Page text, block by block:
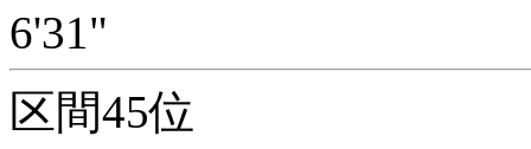
6'31"
区間45位